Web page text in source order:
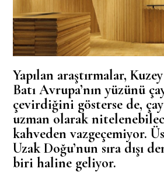
Yapılan araştırmalar,
Batı Avrupa’nın yüzünü
çevirdiğini gösterse de,
uzman olarak
kahveden vazgeçemiyor.
Uzak Doğu’nun sıra dışı
biri haline geliyor.